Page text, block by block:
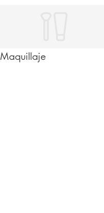
Maquillaje